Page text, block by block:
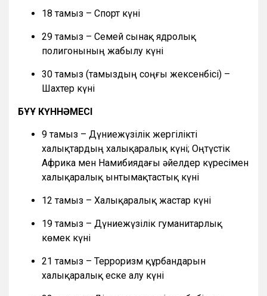
18 тамыз – Спорт күні
29 тамыз – Семей сынақ ядролық
полигонының жабылу күні
30 тамыз (тамыздың соңғы жексенбісі) –
Шахтер күні
БҰҰ КҮННӘМЕСІ
9 тамыз – Дүниежүзілік жергілікті
халықтардың халықаралық күні; Оңтүстік
Африка мен Намибиядағы әйелдер күресімен
халықаралық ынтымақтастық күні
12 тамыз – Халықаралық жастар күні
19 тамыз – Дүниежүзілік гуманитарлық
көмек күні
21 тамыз – Терроризм құрбандарын
халықаралық еске алу күні